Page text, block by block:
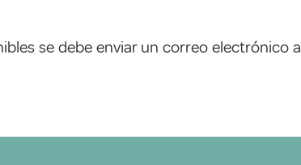
se debe enviar un correo electrónico